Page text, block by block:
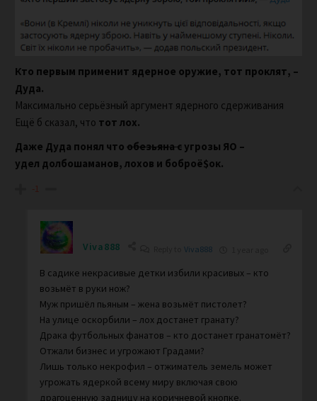
Кто первым применит ядерное оружие, тот проклят, –
Дуда.
Максимально серьёзный аргумент ядерного сдерживания
Ещё б сказал, что тот лох.
Даже Дуда понял что обезьяна с угрозы ЯО –
удел долбошаманов, лохов и боброё$ок.
-1
Viva888 Viva888
В садике некрасивые детки избили красивых – кто
возьмёт в руки нож?
Муж пришёл пьяным – жена возьмёт пистолет?
На улице оскорбили – лох достанет гранату?
Драка футбольных фанатов – кто достанет гранатомёт?
Отжали бизнес и угрожают Градами?
Лишь только некрофил – отжиматель земель может
угрожать ядеркой всему миру включая свою
драгоценную задницу на коричневой кнопке.